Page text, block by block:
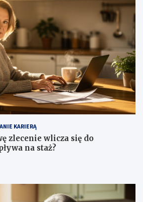
KARIERĄ
zlecenie wlicza się do
na staż?